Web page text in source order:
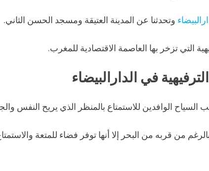
وتحدثنا عن المدينة العتيقة ومسجد الحسن الثاني.
التي تزخر بها العاصمة الاقتصادية للمغرب.
في الدارالبيضاء
الوافدين للاستمتاع بالمنظر الذي يريح النفس
قربه من البحر إلا أنها توفر فضاء للمتعة